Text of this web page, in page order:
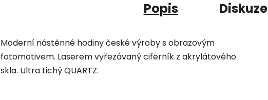
Popis Diskuze
Moderní nástěnné hodiny české výroby s obrazovým
fotomotivem. Laserem vyřezávaný ciferník z akrylátového
skla. Ultra tichý QUARTZ.